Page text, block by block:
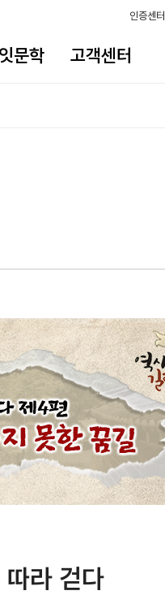
인증센터
문학 고객센터
라 걷다